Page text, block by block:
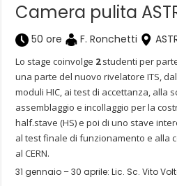
Camera pulita
50 ore F. Ronchetti
Lo stage coinvolge 2studenti per
una parte del nuovo rivelatore ITS,
moduli HIC, ai test di accettanza, alla
assemblaggio e incollaggio per la
half.stave (HS) e poi di uno stave
al test finale di funzionamento e alla
al CERN.
31 gennaio – 30 aprile: Lic. Sc. Vito